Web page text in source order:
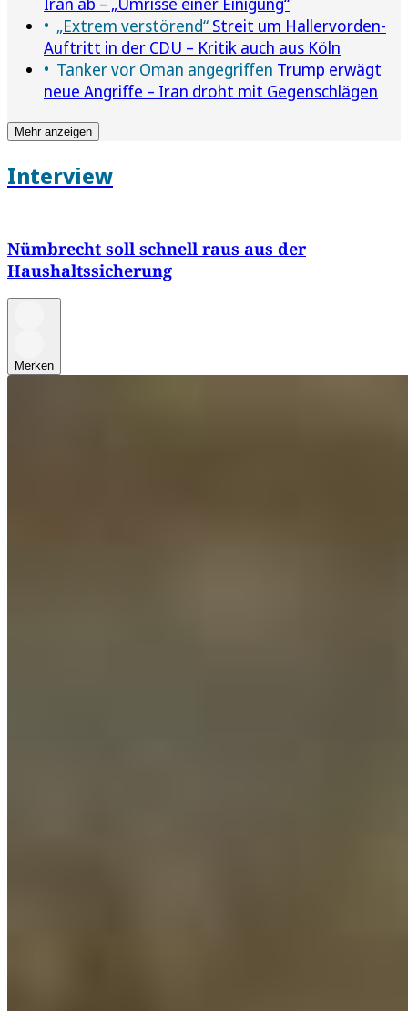
„Extrem verstörend“ Streit um Hallervorden-
Auftritt in der CDU – Kritik auch aus Köln
Tanker vor Oman angegriffen Trump erwägt
neue Angriffe – Iran droht mit Gegenschlägen
Mehr anzeigen
Interview
Nümbrecht soll schnell raus aus der
Haushaltssicherung
Merken